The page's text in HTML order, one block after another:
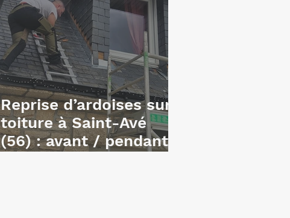
Reprise d’ardoises sur
toiture à Saint-Avé
(56) : avant / pendant